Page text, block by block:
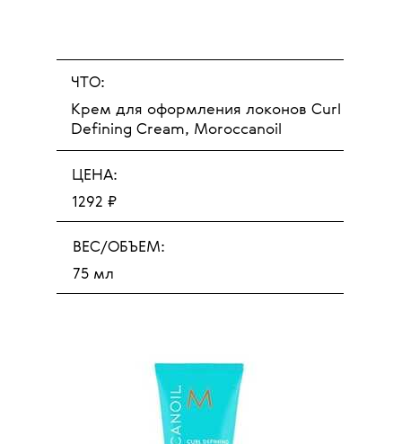
ЧТО:
Крем для оформления локонов Curl
Defining Cream, Moroccanoil
ЦЕНА:
1292 ₽
ВЕС/ОБЪЕМ:
75 мл